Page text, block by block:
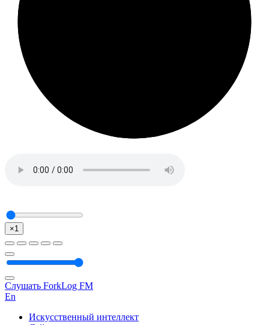
×1
Слушать ForkLog FM
En
Искусственный интеллект